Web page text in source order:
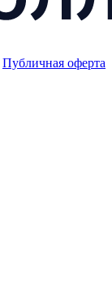
Публичная оферта